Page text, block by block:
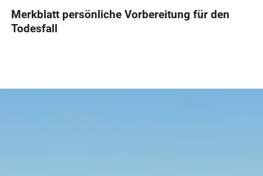
Merkblatt persönliche Vorbereitung für den
Todesfall